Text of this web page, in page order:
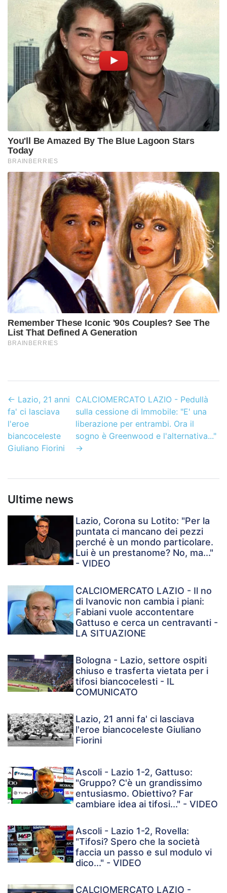
← Lazio, 21 anni
fa' ci lasciava
l'eroe
biancoceleste
Giuliano Fiorini
CALCIOMERCATO LAZIO - Pedullà
sulla cessione di Immobile: "E' una
liberazione per entrambi. Ora il
sogno è Greenwood e l'alternativa..."
→
Ultime news
Lazio, Corona su Lotito: "Per la
puntata ci mancano dei pezzi
perché è un mondo particolare.
Lui è un prestanome? No, ma..."
- VIDEO
CALCIOMERCATO LAZIO - Il no
di Ivanovic non cambia i piani:
Fabiani vuole accontentare
Gattuso e cerca un centravanti -
LA SITUAZIONE
Bologna - Lazio, settore ospiti
chiuso e trasferta vietata per i
tifosi biancocelesti - IL
COMUNICATO
Lazio, 21 anni fa' ci lasciava
l'eroe biancoceleste Giuliano
Fiorini
Ascoli - Lazio 1-2, Gattuso:
"Gruppo? C'è un grandissimo
entusiasmo. Obiettivo? Far
cambiare idea ai tifosi..." - VIDEO
Ascoli - Lazio 1-2, Rovella:
"Tifosi? Spero che la società
faccia un passo e sul modulo vi
dico..." - VIDEO
CALCIOMERCATO LAZIO -